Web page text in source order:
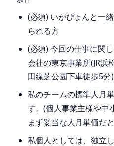
(必須) いがぴょんと一
られる方
(必須) 今回の仕事に関
会社の東京事業所(JR浜
田線芝公園下車徒歩5
私のチームの標準人月
す。(個人事業主様や中
まず妥当な人月単価だ
私個人としては、独立